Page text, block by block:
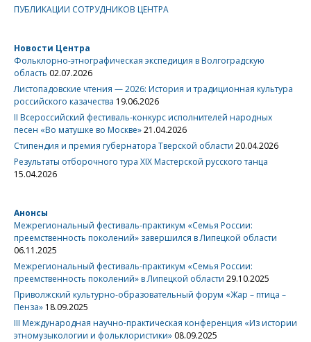
ПУБЛИКАЦИИ СОТРУДНИКОВ ЦЕНТРА
Новости Центра
Фольклорно-этнографическая экспедиция в Волгоградскую
область 02.07.2026
Листопадовские чтения — 2026: История и традиционная культура
российского казачества 19.06.2026
II Всероссийский фестиваль-конкурс исполнителей народных
песен «Во матушке во Москве»21.04.2026
Стипендия и премия губернатора Тверской области 20.04.2026
Результаты отборочного тура XIX Мастерской русского танца
15.04.2026
Анонсы
Межрегиональный фестиваль-практикум «Семья России:
преемственность поколений» завершился в Липецкой области
06.11.2025
Межрегиональный фестиваль-практикум «Семья России:
преемственность поколений» в Липецкой области 29.10.2025
Приволжский культурно-образовательный форум «Жар – птица –
Пенза» 18.09.2025
III Международная научно-практическая конференция «Из истории
этномузыкологии и фольклористики» 08.09.2025